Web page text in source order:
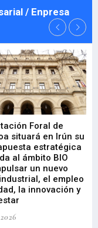
/ Enpresa
Foral de
situará en Irún su
estratégica
al ámbito BIO
un nuevo
el empleo
la innovación y